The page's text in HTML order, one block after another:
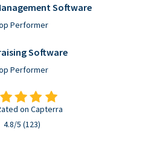
Software
Performer
Software
Performer
on Capterra
4.8/5 (123)